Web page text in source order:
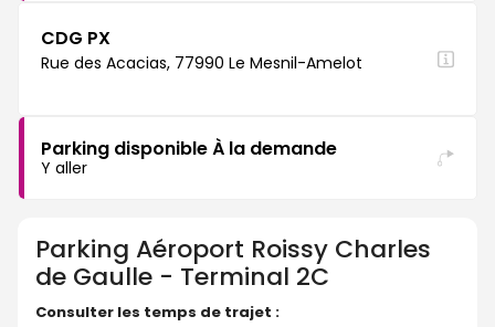
CDG PX
Rue des Acacias, 77990 Le Mesnil-Amelot
Parking disponible À la demande
Y aller
Parking Aéroport Roissy Charles
de Gaulle - Terminal 2C
Consulter les temps de trajet :